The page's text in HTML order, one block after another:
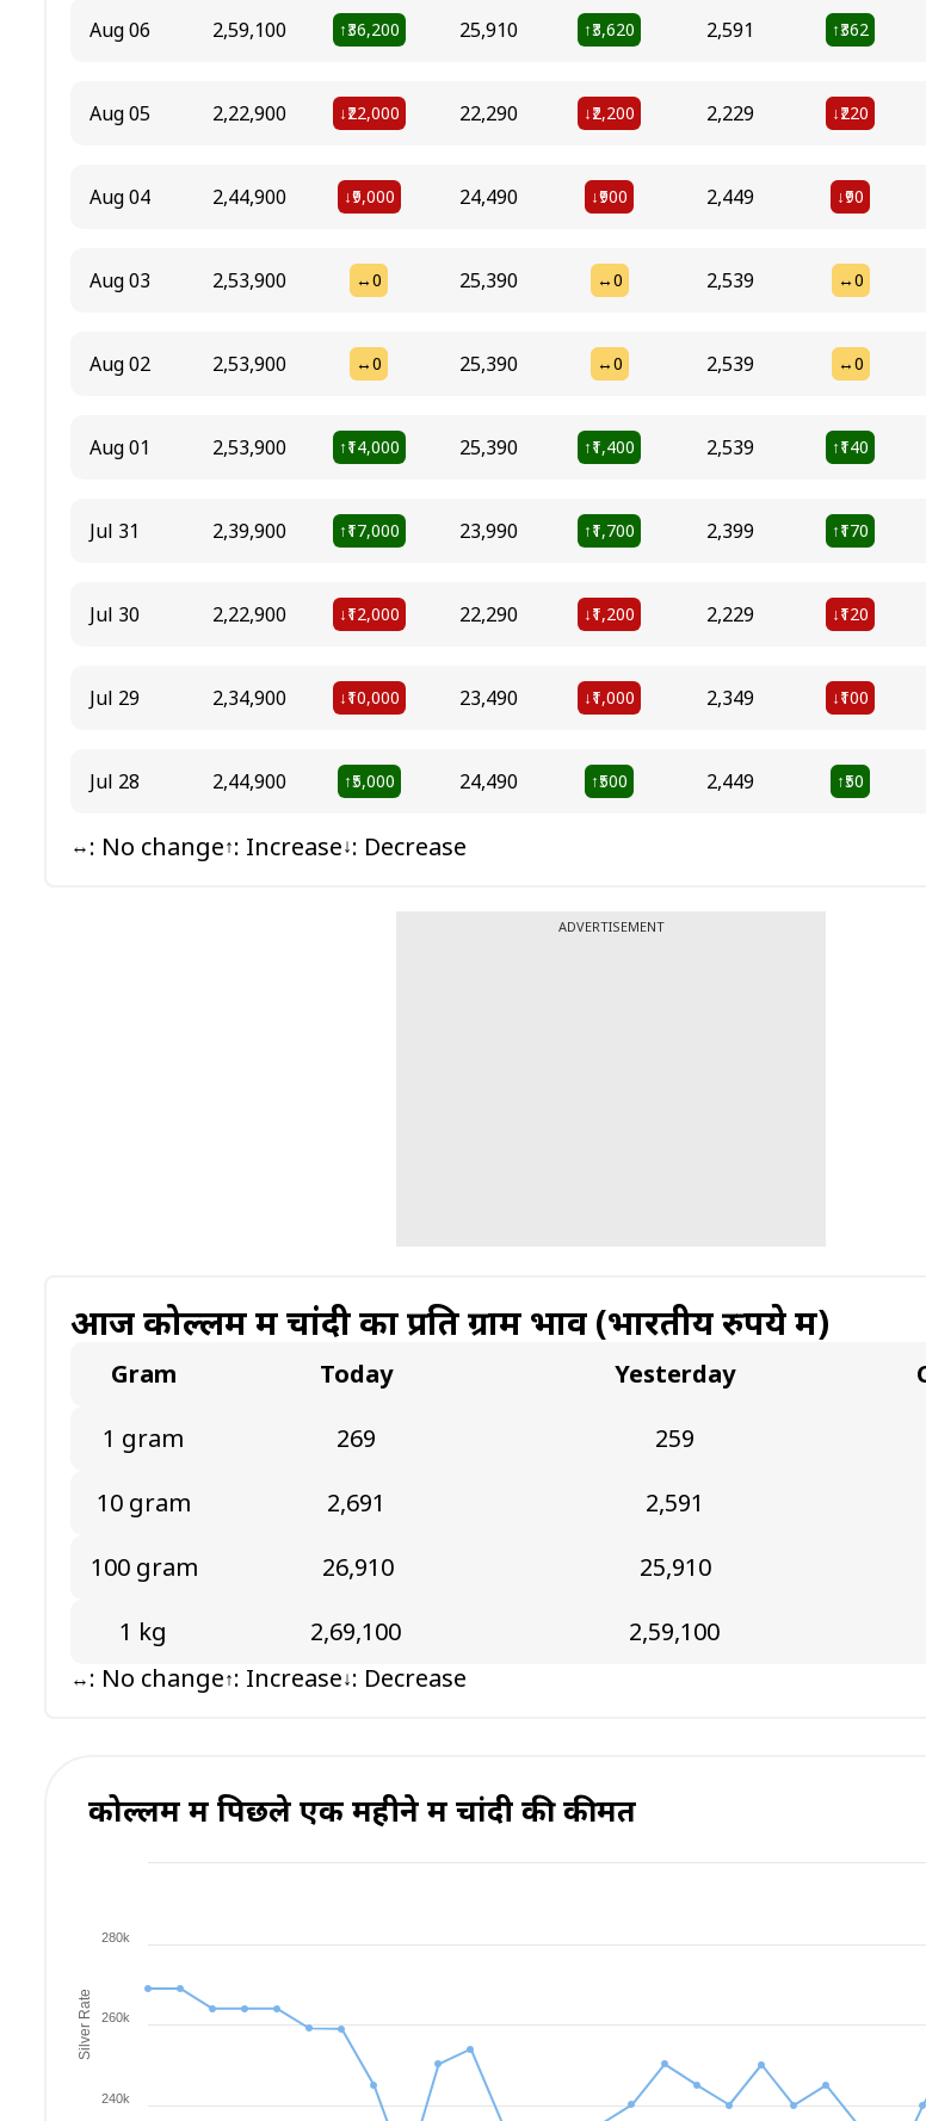
Aug 06 ₹2,59,100 ↑₹36,200 ₹25,910 ↑₹3,620 ₹2,591 ↑₹362
Aug 05 ₹2,22,900 ↓₹22,000 ₹22,290 ↓₹2,200 ₹2,229 ↓₹220
Aug 04 ₹2,44,900 ↓₹9,000 ₹24,490 ↓₹900 ₹2,449 ↓₹90
Aug 03 ₹2,53,900 ↔₹0 ₹25,390 ↔₹0 ₹2,539 ↔₹0
Aug 02 ₹2,53,900 ↔₹0 ₹25,390 ↔₹0 ₹2,539 ↔₹0
Aug 01 ₹2,53,900 ↑₹14,000 ₹25,390 ↑₹1,400 ₹2,539 ↑₹140
Jul 31 ₹2,39,900 ↑₹17,000 ₹23,990 ↑₹1,700 ₹2,399 ↑₹170
Jul 30 ₹2,22,900 ↓₹12,000 ₹22,290 ↓₹1,200 ₹2,229 ↓₹120
Jul 29 ₹2,34,900 ↓₹10,000 ₹23,490 ↓₹1,000 ₹2,349 ↓₹100
Jul 28 ₹2,44,900 ↑₹5,000 ₹24,490 ↑₹500 ₹2,449 ↑₹50
↔ : No change↑: Increase↓: Decrease
ADVERTISEMENT
आज कोल्लम में चांदी का प्रति ग्राम भाव (भारतीय रुपये में)
Gram Today Yesterday
1 gram
₹269 ₹259
10 gram ₹2,691 ₹2,591
100 gram ₹26,910 ₹25,910
1 kg ₹2,69,100 ₹2,59,100
↔: No change↑: Increase↓: Decrease
कोल्लम में पिछले एक महीने में चांदी की कीमत
Silver Rate
240k
260k
280k